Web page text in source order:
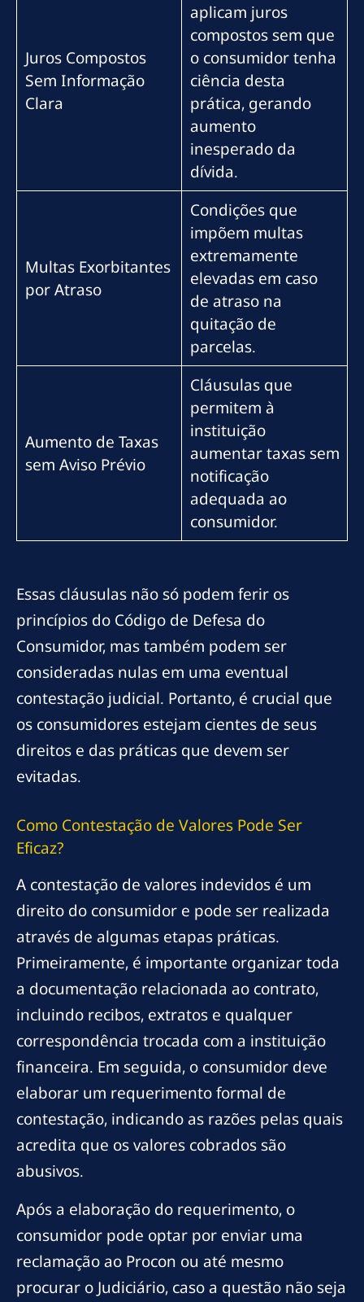
Juros Compostos
Sem Informação
Clara
aplicam juros
compostos sem que
o consumidor tenha
ciência desta
prática, gerando
aumento
inesperado da
dívida.
Multas Exorbitantes
por Atraso
Condições que
impõem multas
extremamente
elevadas em caso
de atraso na
quitação de
parcelas.
Aumento de Taxas
sem Aviso Prévio
Cláusulas que
permitem à
instituição
aumentar taxas sem
notificação
adequada ao
consumidor.
Essas cláusulas não só podem ferir os
princípios do Código de Defesa do
Consumidor, mas também podem ser
consideradas nulas em uma eventual
contestação judicial. Portanto, é crucial que
os consumidores estejam cientes de seus
direitos e das práticas que devem ser
evitadas.
Como Contestação de Valores Pode Ser
Eficaz?
A contestação de valores indevidos é um
direito do consumidor e pode ser realizada
através de algumas etapas práticas.
Primeiramente, é importante organizar toda
a documentação relacionada ao contrato,
incluindo recibos, extratos e qualquer
correspondência trocada com a instituição
financeira. Em seguida, o consumidor deve
elaborar um requerimento formal de
contestação, indicando as razões pelas quais
acredita que os valores cobrados são
abusivos.
Após a elaboração do requerimento, o
consumidor pode optar por enviar uma
reclamação ao Procon ou até mesmo
procurar o Judiciário, caso a questão não seja